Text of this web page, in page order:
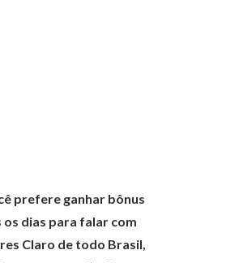
prefere ganhar bônus
dias para falar com
Claro de todo Brasil,